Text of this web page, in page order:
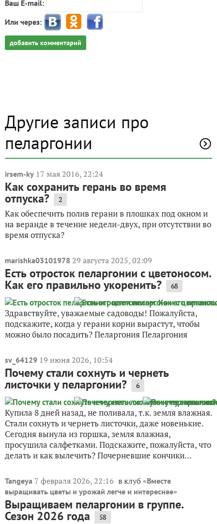
Ваш E-mail:
Или через:
добавить комментарий
Другие записи про
пеларгонии
irsem-ky 17 мая 2016, 22:24
Как сохранить герань во время
отпуска? 2
Как обеспечить полив герани в плошках под окном и
на веранде в течение недели-двух, при отсутствии во
время отпуска?
marishka03101978 29 августа 2025, 02:09
Есть отросток пеларгонии с цветоносом.
Как его правильно укоренить? 68
Здравствуйте, уважаемые садоводы! Пожалуйста,
подскажите, когда у герани корни вырастут, чтобы
можно было посадить? Пеларгония Пеларгония
sv_64129 19 июня 2026, 10:54
Почему стали сохнуть и чернеть
листочки у пеларгонии? 6
Купила 8 дней назад, не поливала, т.к. земля влажная.
Стали сохнуть и чернеть листочки, даже новенькие.
Сегодня вынула из горшка, земля влажная,
просушила салфетками. Подскажите, пожалуйста, что
делать и как вылечить? Почерневшие кончики...
Tangeya 7 февраля 2026, 22:16 в клуб «Вместе
выращивать цветы и урожай легче и интереснее»
Выращиваем пеларгонии в группе.
Сезон 2026 года 58